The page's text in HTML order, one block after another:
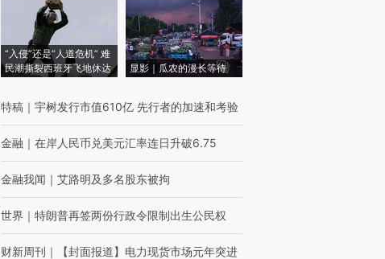
“入侵”还是“人道危机” 难
民潮撕裂西班牙飞地休达
显影｜瓜农的漫长等待
特稿 ｜ 宇树发行市值610亿 先行者的加速和考验
金融 ｜ 在岸人民币兑美元汇率连日升破6.75
金融我闻 ｜ 艾路明及多名股东被拘
世界 ｜ 特朗普再签两份行政令限制出生公民权
财新周刊 ｜ 【封面报道】电力现货市场元年突进